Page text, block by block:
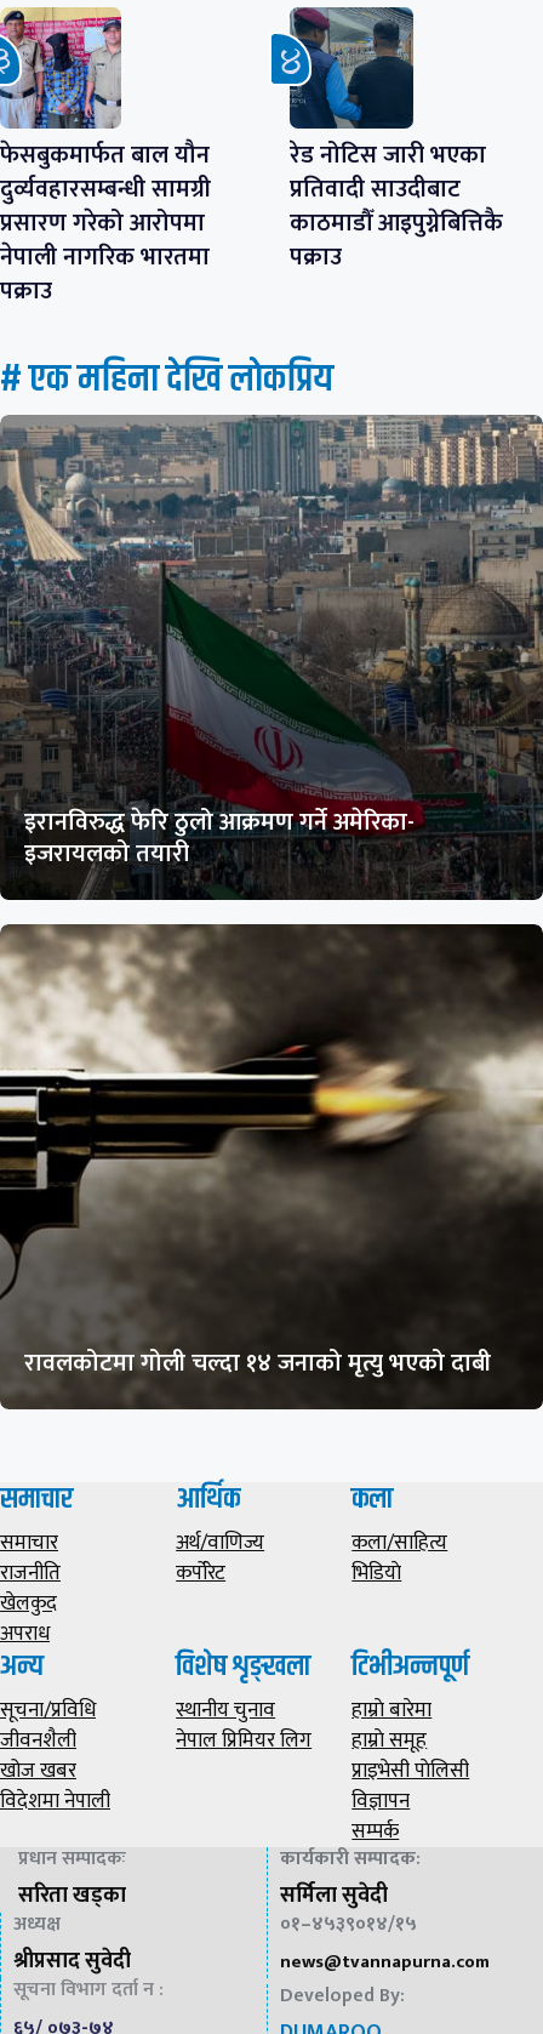
फेसबुकमार्फत बाल यौन
दुर्व्यवहारसम्बन्धी सामग्री
प्रसारण गरेको आरोपमा
नेपाली नागरिक भारतमा
पक्राउ
रेड नोटिस जारी भएका
प्रतिवादी साउदीबाट
काठमाडौँ आइपुग्नेबित्तिकै
पक्राउ
# एक महिना देखि लाेकप्रिय
इरानविरुद्ध फेरि ठुलो आक्रमण गर्ने अमेरिका-
इजरायलको तयारी
रावलकोटमा गोली चल्दा १४ जनाको मृत्यु भएको दाबी
समाचार
समाचार
राजनीति
खेलकुद
अपराध
आर्थिक
अर्थ/वाणिज्य
कर्पोरेट
कला
कला/साहित्य
भिडियाे
अन्य
सूचना/प्रविधि
जीवनशैली
खोज खबर
विदेशमा नेपाली
विशेष शृङ्खला
स्थानीय चुनाव
नेपाल प्रिमियर लिग
टिभीअन्नपूर्ण
हाम्राे बारेमा
हाम्राे समूह
प्राइभेसी पाेलिसी
विज्ञापन
सम्पर्क
प्रधान सम्पादकः
सरिता खड्का
कार्यकारी सम्पादक:
सर्मिला सुवेदी
अध्यक्ष
श्रीप्रसाद सुवेदी
०१–४५३९०१४/१५
news@tvannapurna.com
सूचना विभाग दर्ता न :
Developed By: